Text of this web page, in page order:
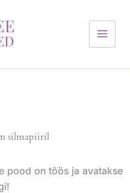
silmapiiril
pood on töös ja avatakse